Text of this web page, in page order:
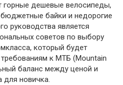
дешевые велосипеды,
байки и недорогие
руководства является
советов по выбору
который будет
к МТБ (Mountain
баланс между ценой и
для новичка.